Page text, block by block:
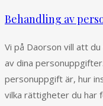
Behandling av
Vi på Daorson vill att
av dina
personuppgift är, hur
vilka rättigheter du har